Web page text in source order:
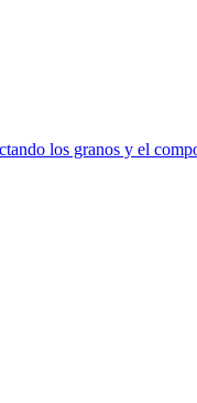
los granos y el